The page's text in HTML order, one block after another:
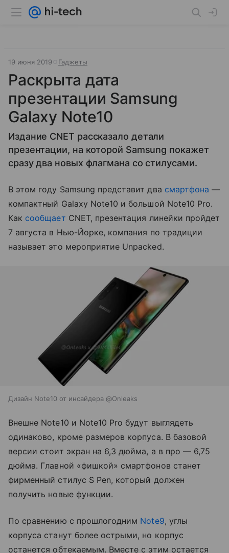
19 июня 2019 Гаджеты
Раскрыта дата
презентации Samsung
Galaxy Note10
Издание CNET рассказало детали
презентации, на которой Samsung покажет
сразу два новых флагмана со стилусами.
В этом году Samsung представит два смартфона —
компактный Galaxy Note10 и большой Note10 Pro.
Как сообщает CNET, презентация линейки пройдет
7 августа в Нью-Йорке, компания по традиции
называет это мероприятие Unpacked.
Дизайн Note10 от инсайдера @Onleaks
Внешне Note10 и Note10 Pro будут выглядеть
одинаково, кроме размеров корпуса. В базовой
версии стоит экран на 6,3 дюйма, а в про — 6,75
дюйма. Главной «фишкой» смартфонов станет
фирменный стилус S Pen, который должен
получить новые функции.
По сравнению с прошлогодним Note9, углы
корпуса станут более острыми, но корпус
останется обтекаемым. Вместе с этим остается